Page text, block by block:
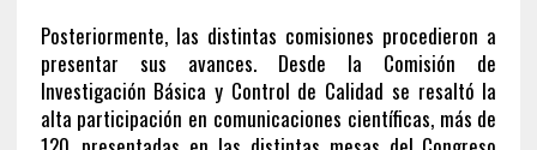
Posteriormente, las distintas comisiones procedieron a
presentar sus avances. Desde la Comisión de
Investigación Básica y Control de Calidad se resaltó la
alta participación en comunicaciones científicas, más de